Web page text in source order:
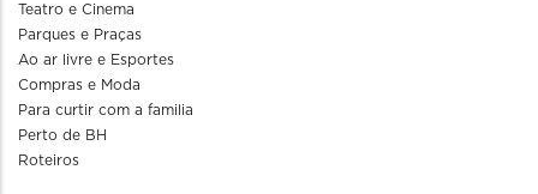
Teatro e Cinema
Parques e Praças
Ao ar livre e Esportes
Compras e Moda
Para curtir com a familia
Perto de BH
Roteiros